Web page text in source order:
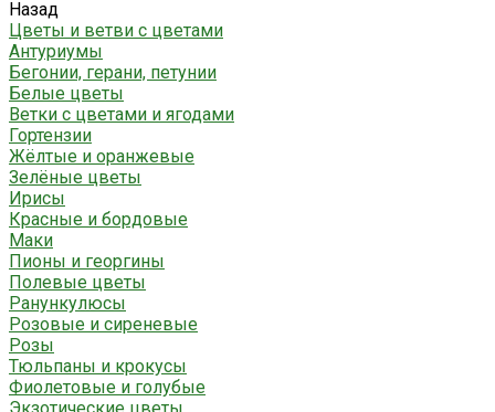
Назад
Цветы и ветви с цветами
Антуриумы
Бегонии, герани, петунии
Белые цветы
Ветки с цветами и ягодами
Гортензии
Жёлтые и оранжевые
Зелёные цветы
Ирисы
Красные и бордовые
Маки
Пионы и георгины
Полевые цветы
Ранункулюсы
Розовые и сиреневые
Розы
Тюльпаны и крокусы
Фиолетовые и голубые